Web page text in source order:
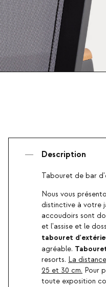
Description
Tabouret de bar
Nous vous
distinctive à votre
accoudoirs sont
et l'assise et le
tabouret
agréable.
resorts. La
25 et 30 cm. Pour
toute exposition